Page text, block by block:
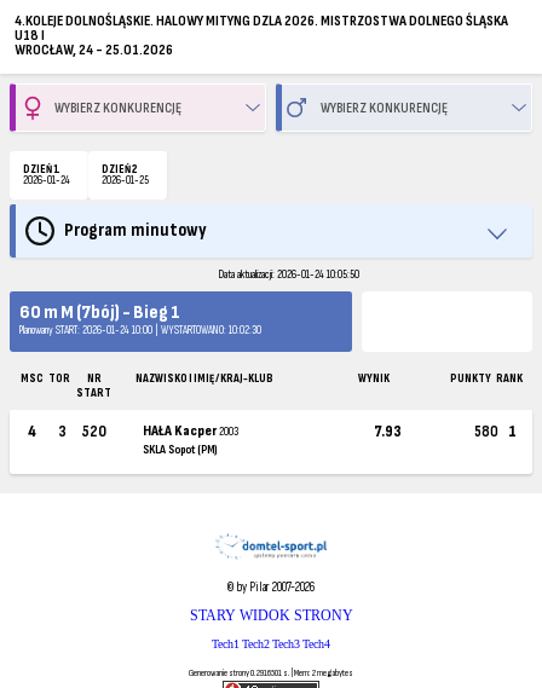
4.KOLEJE DOLNOŚLĄSKIE. HALOWY MITYNG DZLA 2026. MISTRZOSTWA DOLNEGO ŚLĄSKA
U18 I
WROCŁAW, 24 - 25.01.2026
DZIEŃ 1
2026-01-24
DZIEŃ 2
2026-01-25
Program minutowy
Data aktualizacji: 2026-01-24 10:05:50
60 m M (7bój) - Bieg 1
Planowany START: 2026-01-24 10:00 | WYSTARTOWANO: 10:02:30
MSC TOR
NR
START
NAZWISKO I IMIĘ / KRAJ-KLUB WYNIK PUNKTY RANK
4 3 520 HAŁA Kacper2003
SKLA Sopot (PM)
7.93 580 1
© by Pilar 2007-2026
STARY WIDOK STRONY
Tech1 Tech2Tech3Tech4
Generowanie strony 0.2916501 s. | Mem: 2 megabytes